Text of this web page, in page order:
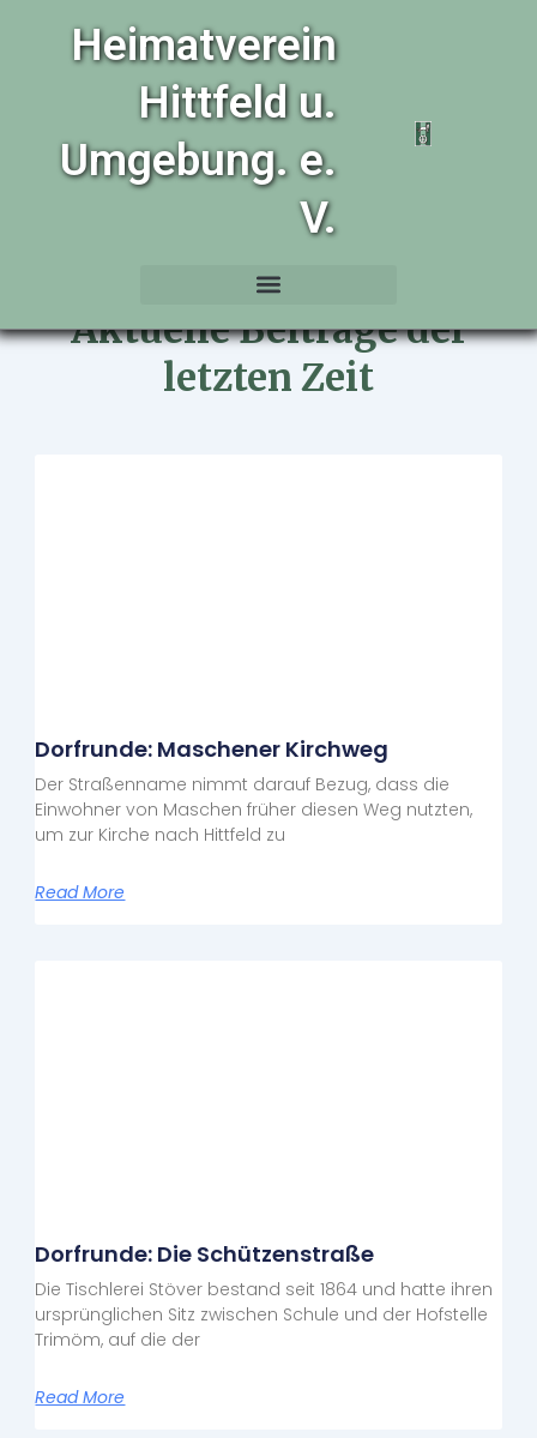
Heimatverein
Hittfeld u.
Umgebung. e.
V.
Aktuelle Beiträge der
letzten Zeit
Dorfrunde: Maschener Kirchweg
Der Straßenname nimmt darauf Bezug, dass die
Einwohner von Maschen früher diesen Weg nutzten,
um zur Kirche nach Hittfeld zu
Read More
Dorfrunde: Die Schützenstraße
Die Tischlerei Stöver bestand seit 1864 und hatte ihren
ursprünglichen Sitz zwischen Schule und der Hofstelle
Trimöm, auf die der
Read More